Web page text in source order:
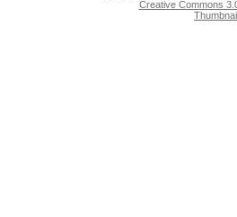
Creative Commons